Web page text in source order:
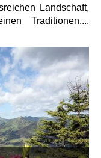
Landschaft,
Traditionen....